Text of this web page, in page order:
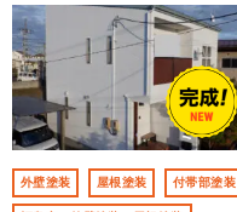
外壁塗装 屋根塗装 付帯部塗装